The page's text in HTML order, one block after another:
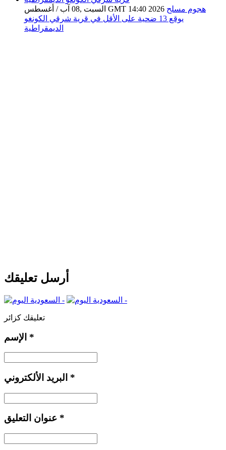
السبت ,08 آب / أغسطس GMT 14:40 2026 هجوم مسلح
يوقع 13 ضحية على الأقل في قرية شرقي الكونغو
الديمقراطية
أرسل تعليقك
تعليقك كزائر
*
*
*